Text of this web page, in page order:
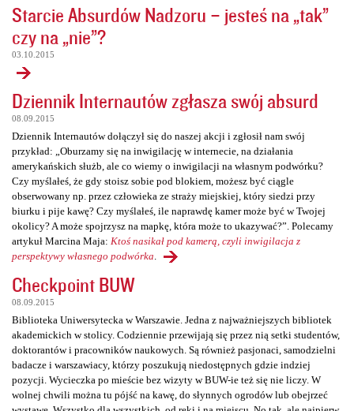
Starcie Absurdów Nadzoru – jesteś na „tak”
czy na „nie”?
03.10.2015
Dziennik Internautów zgłasza swój absurd
08.09.2015
Dziennik Internautów dołączył się do naszej akcji i zgłosił nam swój
przykład: „Oburzamy się na inwigilację w internecie, na działania
amerykańskich służb, ale co wiemy o inwigilacji na własnym podwórku?
Czy myślałeś, że gdy stoisz sobie pod blokiem, możesz być ciągle
obserwowany np. przez człowieka ze straży miejskiej, który siedzi przy
biurku i pije kawę? Czy myślałeś, ile naprawdę kamer może być w Twojej
okolicy? A może spojrzysz na mapkę, która może to ukazywać?”. Polecamy
artykuł Marcina Maja: Ktoś nasikał pod kamerą, czyli inwigilacja z
perspektywy własnego podwórka
Checkpoint BUW
08.09.2015
Biblioteka Uniwersytecka w Warszawie. Jedna z najważniejszych bibliotek
akademickich w stolicy. Codziennie przewijają się przez nią setki studentów,
doktorantów i pracowników naukowych. Są również pasjonaci, samodzielni
badacze i warszawiacy, którzy poszukują niedostępnych gdzie indziej
pozycji. Wycieczka po mieście bez wizyty w BUW-ie też się nie liczy. W
wolnej chwili można tu pójść na kawę, do słynnych ogrodów lub obejrzeć